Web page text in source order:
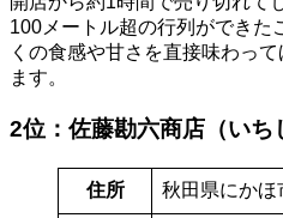
100メートル超の行列ができた
くの食感や甘さを直接味わっ
ます。
2位：佐藤勘六商店（いち
住所 秋田県にかほ